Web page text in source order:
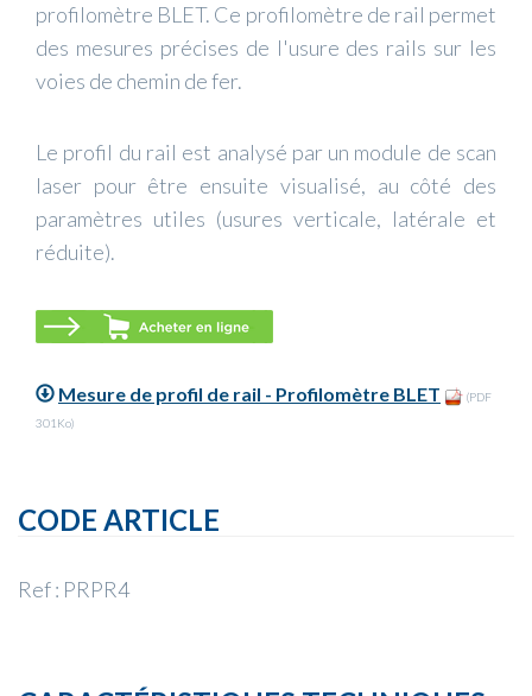
profilomètre BLET. Ce profilomètre de rail permet
des mesures précises de l'usure des rails sur les
voies de chemin de fer.
Le profil du rail est analysé par un module de scan
laser pour être ensuite visualisé, au côté des
paramètres utiles (usures verticale, latérale et
réduite).
Mesure de profil de rail - Profilomètre BLET
(PDF
301Ko)
CODE ARTICLE
Ref : PRPR4